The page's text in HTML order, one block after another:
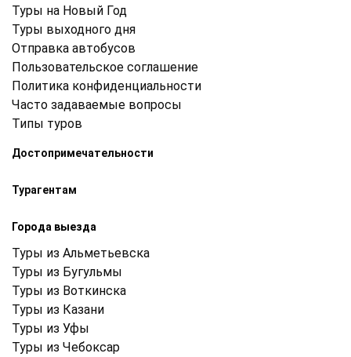
Туры на Новый Год
Туры выходного дня
Отправка автобусов
Пользовательское соглашение
Политика конфиденциальности
Часто задаваемые вопросы
Типы туров
Достопримечательности
Турагентам
Города выезда
Туры из Альметьевска
Туры из Бугульмы
Туры из Воткинска
Туры из Казани
Туры из Уфы
Туры из Чебоксар